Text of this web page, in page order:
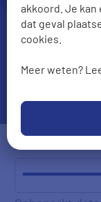
akkoord. Je kan
dat geval
cookies.
Meer weten?
Databundel